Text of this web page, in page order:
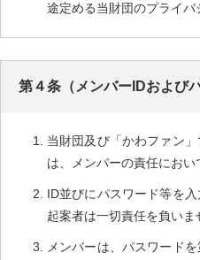
途定める当財団のプライ
第４条（メンバーIDおよび
当財団及び「かわファン
は、メンバーの責任におい
ID並びにパスワード等を
起案者は一切責任を負いま
メンバーは、パスワード